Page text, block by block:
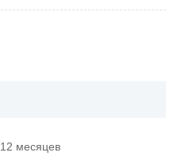
12 месяцев